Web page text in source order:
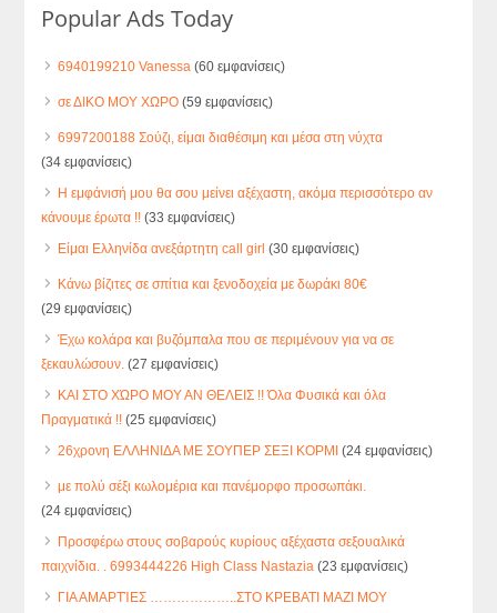
Popular Ads Today
6940199210 Vanessa (60 εμφανίσεις)
σε ΔΙΚΟ ΜΟΥ ΧΩΡΟ (59 εμφανίσεις)
6997200188 Σούζι, είμαι διαθέσιμη και μέσα στη νύχτα
(34 εμφανίσεις)
Η εμφάνισή μου θα σου μείνει αξέχαστη, ακόμα περισσότερο αν
κάνουμε έρωτα !! (33 εμφανίσεις)
Είμαι Ελληνίδα ανεξάρτητη call girl (30 εμφανίσεις)
Κάνω βίζιτες σε σπίτια και ξενοδοχεία με δωράκι 80€
(29 εμφανίσεις)
Έχω κολάρα και βυζόμπαλα που σε περιμένουν για να σε
ξεκαυλώσουν. (27 εμφανίσεις)
ΚΑΙ ΣΤΟ ΧΏΡΟ ΜΟΥ ΑΝ ΘΕΛΕΙΣ !! Όλα Φυσικά και όλα
Πραγματικά !! (25 εμφανίσεις)
26χρονη ΕΛΛΗΝΙΔΑ ΜΕ ΣΟΥΠΕΡ ΣΕΞΙ ΚΟΡΜΙ (24 εμφανίσεις)
με πολύ σέξι κωλομέρια και πανέμορφο προσωπάκι.
(24 εμφανίσεις)
Προσφέρω στους σοβαρούς κυρίους αξέχαστα σεξουαλικά
παιχνίδια. . 6993444226 High Class Nastazia (23 εμφανίσεις)
ΓΙΑ ΑΜΑΡΤΊΕΣ ………………..ΣΤΟ ΚΡΕΒΑΤΙ ΜΑΖΙ ΜΟΥ